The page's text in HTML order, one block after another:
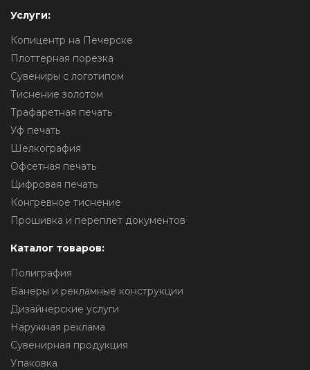
Услуги:
Копицентр на Печерске
Плоттерная порезка
Сувениры с логотипом
Тиснение золотом
Трафаретная печать
Уф печать
Шелкография
Офсетная печать
Цифровая печать
Конгревное тиснение
Прошивка и переплет документов
Каталог товаров:
Полиграфия
Банеры и рекламные конструкции
Дизайнерские услуги
Наружная реклама
Сувенирная продукция
Упаковка